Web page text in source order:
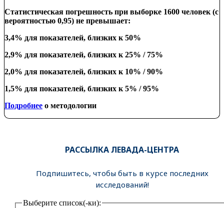
Статистическая погрешность при выборке 1600 человек (с
вероятностью 0,95) не превышает:
3,4% для показателей, близких к 50%
2,9% для показателей, близких к 25% / 75%
2,0% для показателей, близких к 10% / 90%
1,5% для показателей, близких к 5% / 95%
Подробнее о методологии
РАССЫЛКА ЛЕВАДА-ЦЕНТРА
Подпишитесь, чтобы быть в курсе последних
исследований!
Выберите список(-ки):